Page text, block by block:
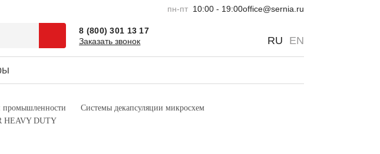
пн-пт 10:00 - 19:00office@sernia.ru
8 (800) 301 13 17
Заказать звонок
RU EN
об оплате
и юмор
интересно
промышленности
Системы декапсуляции микросхем
HEAVY DUTY